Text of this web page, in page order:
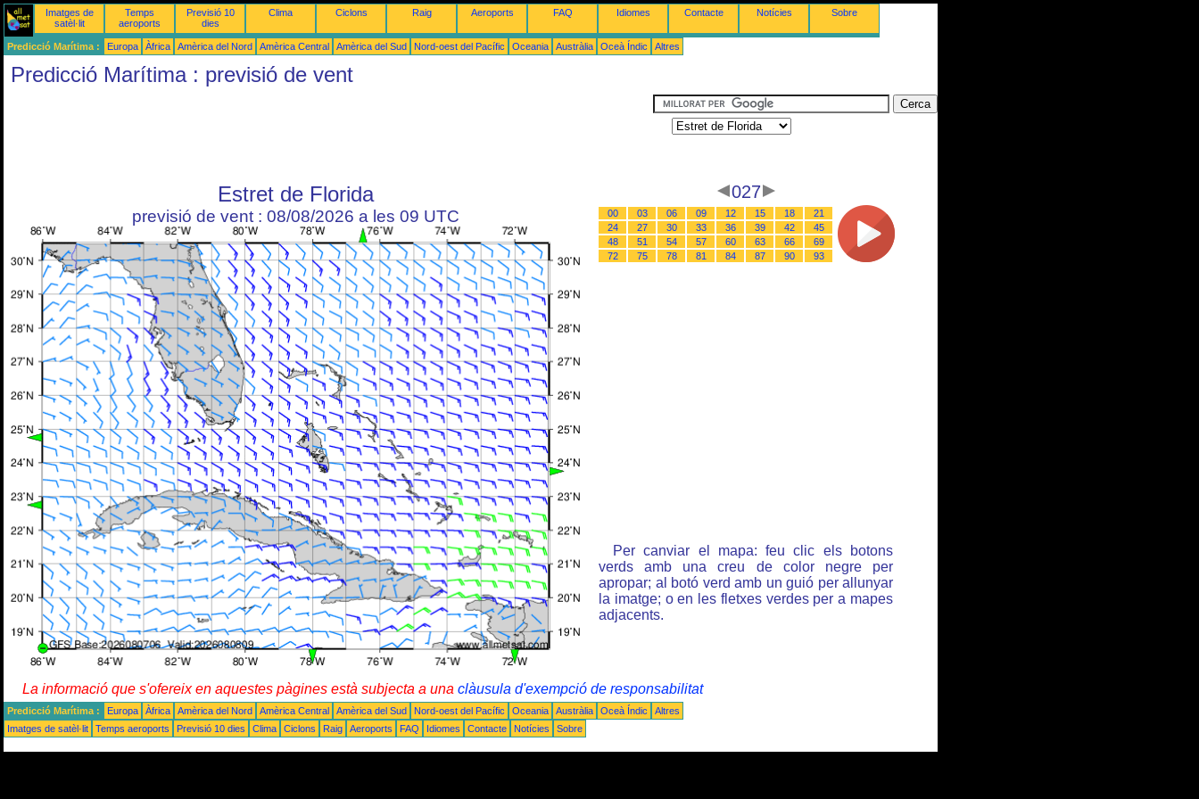
Imatges de
satèl·lit
Temps
aeroports
Previsió 10
dies
Clima Ciclons Raig Aeroports FAQ Idiomes Contacte Notícies Sobre
Predicció Marítima : Europa Àfrica Amèrica del Nord Amèrica Central Amèrica del Sud Nord-oest del Pacífic Oceania Austràlia Oceà Índic Altres
Predicció Marítima : previsió de vent
Estret de Florida
previsió de vent : 08/08/2026 a les 09 UTC
027
00 03 06 09 12 15 18
21
24
27 30 33 36 39 42
45
48
51 54 57 60 63 66
69
72
75 78 81 84 87 90 93
Per canviar el mapa: feu clic els botons
verds amb una creu de color negre per
apropar; al botó verd amb un guió per allunyar
la imatge; o en les fletxes verdes per a mapes
adjacents.
La informació que s'ofereix en aquestes pàgines està subjecta a una clàusula d'exempció de responsabilitat
Predicció Marítima : Europa Àfrica Amèrica del Nord Amèrica Central Amèrica del Sud Nord-oest del Pacífic Oceania Austràlia Oceà Índic
Altres
Imatges de satèl·lit
Temps aeroports Previsió 10 dies Clima Ciclons Raig Aeroports FAQ Idiomes Contacte Notícies Sobre